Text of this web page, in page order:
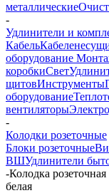
металлические
-
Удлинители и
Кабель
оборудование
коробкиСвет
щитовИнструменты
оборудование
вентиляторы
-
Колодки розеточные
Блоки розеточные
ВШУдлинители
-Колодка
белая